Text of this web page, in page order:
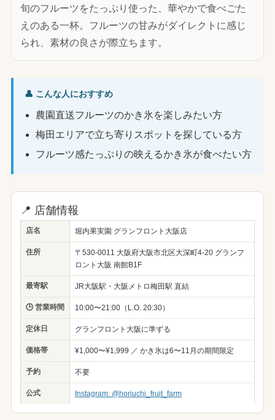
旬のフルーツをたっぷり使った、華やかで食べごた
えのある一杯。フルーツの甘みがダイレクトに感じ
られ、素材の良さが際立ちます。
👤 こんな人におすすめ
農園直送フルーツのかき氷を楽しみたい方
梅田エリアで立ち寄りスポットを探している方
フルーツ感たっぷりの映えるかき氷が食べたい方
📍 店舗情報
店名 堀内果実園 グランフロント大阪店
住所
〒530-0011 大阪府大阪市北区大深町4-20 グランフ
ロント大阪 南館B1F
最寄駅 JR大阪駅・大阪メトロ梅田駅 直結
🕒 営業時間 10:00〜21:00（L.O. 20:30）
定休日 グランフロント大阪に準ずる
価格帯 ¥1,000〜¥1,999 ／ かき氷は6〜11月の期間限定
予約 不要
公式 Instagram: @horiuchi_fruit_farm